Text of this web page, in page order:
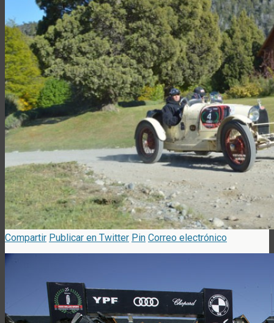
Compartir Publicar en Twitter Pin Correo electrónico